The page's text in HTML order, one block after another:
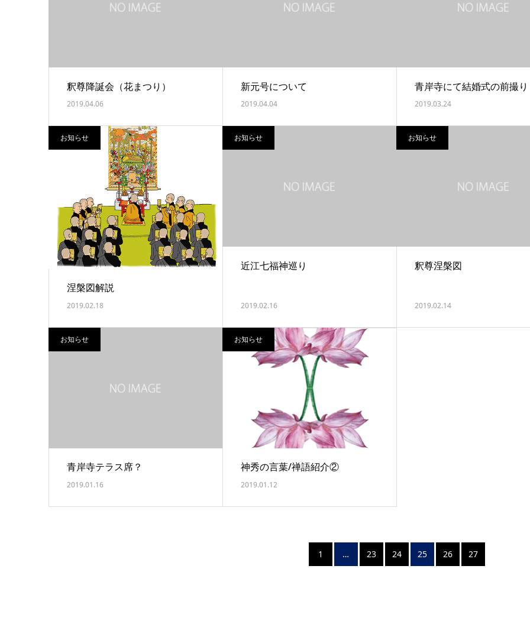
釈尊降誕会（花まつり）
2019.04.06
新元号について
2019.04.04
青岸寺にて結婚式の前撮り
2019.03.24
お知らせ
涅槃図解説
2019.02.18
お知らせ
近江七福神巡り
2019.02.16
お知らせ
釈尊涅槃図
2019.02.14
お知らせ
青岸寺テラス席？
2019.01.16
お知らせ
神秀の言葉/禅語紹介②
2019.01.12
1 … 23 24 25 26 27